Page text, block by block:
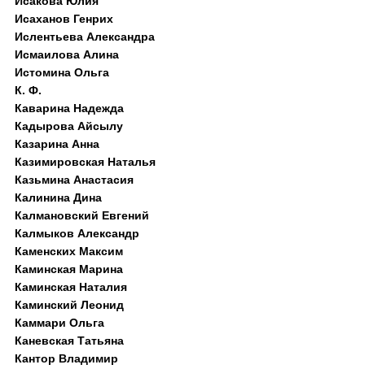
Исаханов Генрих
Ислентьева Александра
Исмаилова Алина
Истомина Ольга
К. Ф.
Каварина Надежда
Кадырова Айсылу
Казарина Анна
Казимировская Наталья
Казьмина Анастасия
Калинина Дина
Калмановский Евгений
Калмыков Александр
Каменских Максим
Каминская Марина
Каминская Наталия
Каминский Леонид
Каммари Ольга
Каневская Татьяна
Кантор Владимир